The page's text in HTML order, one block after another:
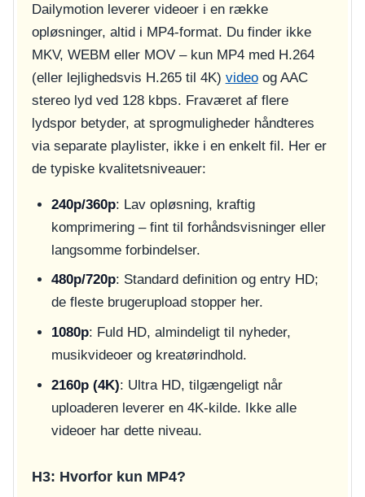
Dailymotion leverer videoer i en række
opløsninger, altid i MP4-format. Du finder ikke
MKV, WEBM eller MOV – kun MP4 med H.264
(eller lejlighedsvis H.265 til 4K) videoog AAC
stereo lyd ved 128 kbps. Fraværet af flere
lydspor betyder, at sprogmuligheder håndteres
via separate playlister, ikke i en enkelt fil. Her er
de typiske kvalitetsniveauer:
240p/360p: Lav opløsning, kraftig
komprimering – fint til forhåndsvisninger eller
langsomme forbindelser.
480p/720p: Standard definition og entry HD;
de fleste brugerupload stopper her.
1080p: Fuld HD, almindeligt til nyheder,
musikvideoer og kreatørindhold.
2160p (4K): Ultra HD, tilgængeligt når
uploaderen leverer en 4K-kilde. Ikke alle
videoer har dette niveau.
H3: Hvorfor kun MP4?